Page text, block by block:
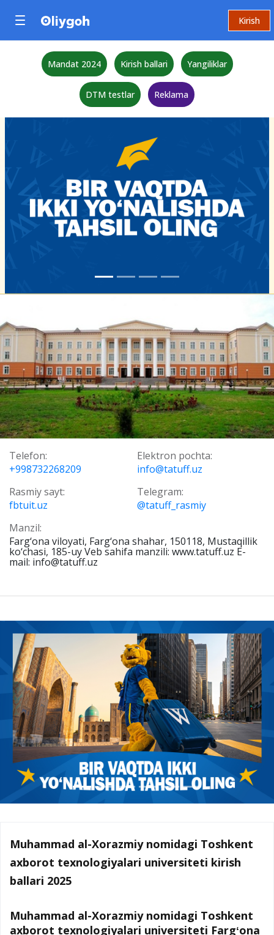
Kirish
Mandat 2024 Kirish ballari Yangiliklar
DTM testlar Reklama
Telefon:
+998732268209
Elektron pochta:
info@tatuff.uz
Rasmiy sayt:
fbtuit.uz
Telegram:
@tatuff_rasmiy
Manzil:
Farg‘ona viloyati, Farg‘ona shahar, 150118, Mustaqillik
ko‘chasi, 185-uy Veb sahifa manzili: www.tatuff.uz E-
mail: info@tatuff.uz
Muhammad al-Xorazmiy nomidagi Toshkent
axborot texnologiyalari universiteti kirish
ballari 2025
Muhammad al-Xorazmiy nomidagi Toshkent
axborot texnologiyalari universiteti Fargʻona